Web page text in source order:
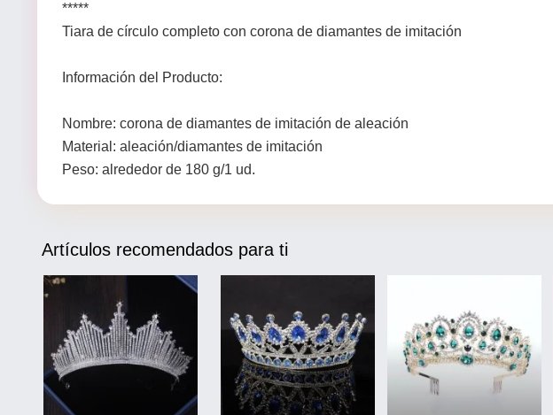
*****
Tiara de círculo completo con corona de diamantes de imitación
Información del Producto:
Nombre: corona de diamantes de imitación de aleación
Material: aleación/diamantes de imitación
Peso: alrededor de 180 g/1 ud.
Artículos recomendados para ti